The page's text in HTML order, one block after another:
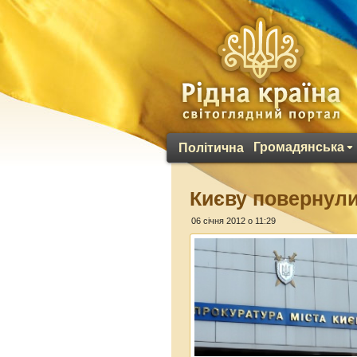
Політична Громадянська
Києву
06 січня 2012 о 11:29